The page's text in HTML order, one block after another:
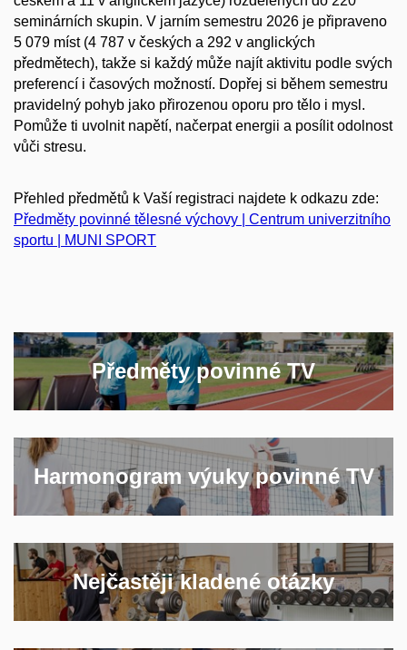
seminárních skupin. V jarním semestru 2026 je připraveno
5 079 míst (4 787 v českých a 292 v anglických
předmětech), takže si každý může najít aktivitu podle svých
preferencí i časových možností. Dopřej si během semestru
pravidelný pohyb jako přirozenou oporu pro tělo i mysl.
Pomůže ti uvolnit napětí, načerpat energii a posílit odolnost
vůči stresu.
Přehled předmětů k Vaší registraci najdete k odkazu zde:
Předměty povinné tělesné výchovy | Centrum univerzitního
sportu | MUNI SPORT
Předměty povinné TV
Harmonogram výuky povinné TV
Nejčastěji kladené otázky